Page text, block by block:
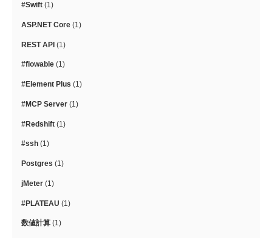
#Swift (1)
ASP.NET Core (1)
REST API (1)
#flowable (1)
#Element Plus (1)
#MCP Server (1)
#Redshift (1)
#ssh (1)
Postgres (1)
jMeter (1)
#PLATEAU (1)
数値計算 (1)